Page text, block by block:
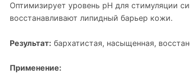
Оптимизирует уровень pH для стимуляции
восстанавливают липидный барьер кожи.
Результат: бархатистая, насыщенная,
Применение: